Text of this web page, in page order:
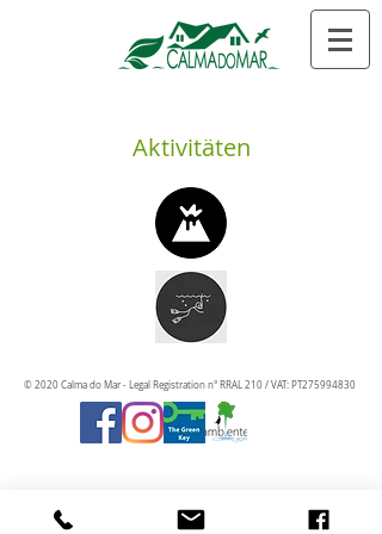
Aktivitäten
© 2020 Calma do Mar - Legal Registration n° RRAL 210 / VAT: PT275994830